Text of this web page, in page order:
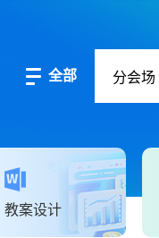
全部
教案设计